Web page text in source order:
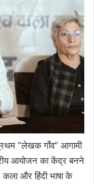
“लेखक गाँव” आगामी
आयोजन का केंद्र बनने
कला और हिंदी भाषा के